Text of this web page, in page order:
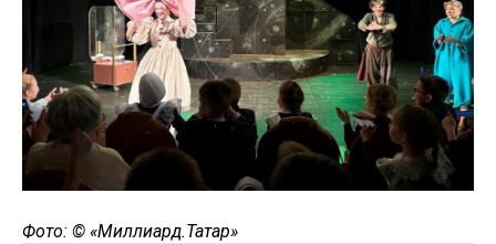
Фото: © «Миллиард.Татар»